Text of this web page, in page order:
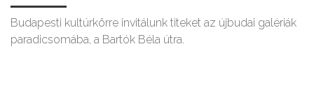
Budapesti kultúrkörre invitálunk titeket az újbudai galériák
paradicsomába, a Bartók Béla útra.